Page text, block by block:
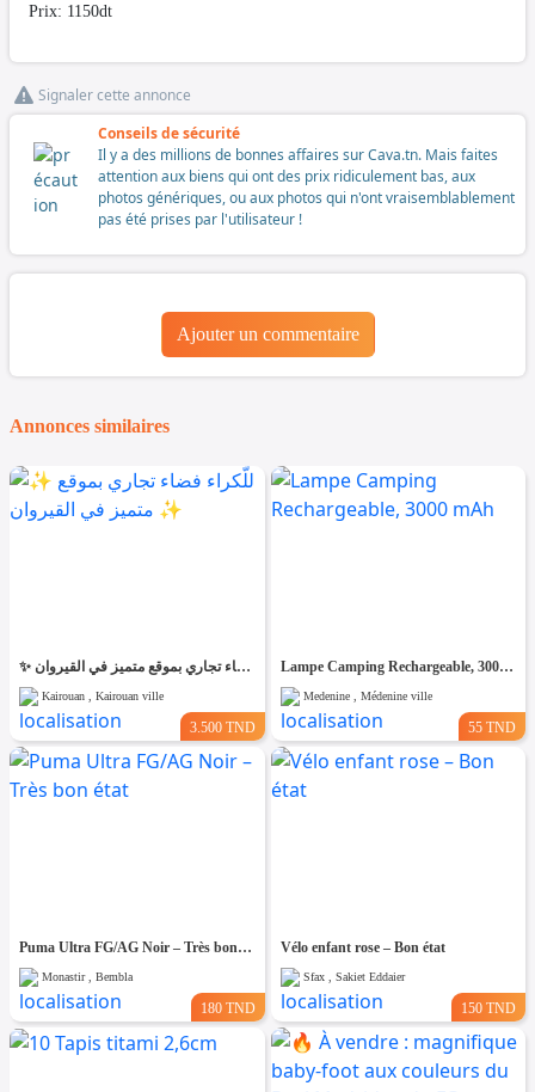
Prix: 1150dt
Signaler cette annonce
Conseils de sécurité
Il y a des millions de bonnes affaires sur Cava.tn. Mais faites
attention aux biens qui ont des prix ridiculement bas, aux
photos génériques, ou aux photos qui n'ont vraisemblablement
pas été prises par l'utilisateur !
Ajouter un commentaire
Annonces similaires
✨ للّكراء فضاء تجاري بموقع متميز في القيروان ✨
Kairouan , Kairouan ville
3.500 TND
Lampe Camping Rechargeable, 3000 mAh
Medenine , Médenine ville
55 TND
Puma Ultra FG/AG Noir – Très bon état
Monastir , Bembla
180 TND
Vélo enfant rose – Bon état
Sfax , Sakiet Eddaier
150 TND